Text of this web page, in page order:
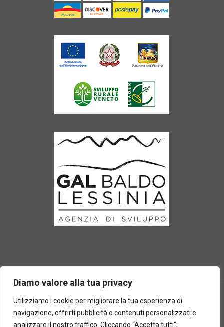
Diamo valore alla tua privacy
Utilizziamo i cookie per migliorare la tua esperienza di
navigazione, offrirti pubblicità o contenuti personalizzati e
analizzare il nostro traffico. Cliccando “Accetta tutti”,
2025 © Laboratorio d'erbe Sauro - P.IVA 05049760233. Tutti i